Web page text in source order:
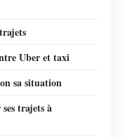
Uber et taxi
sa situation
trajets à